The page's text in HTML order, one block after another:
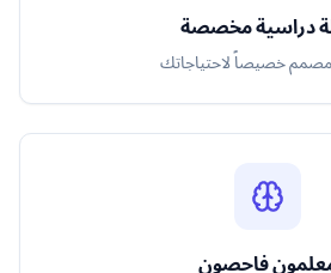
دراسية مخصصة
مصمم خصيصاً لاحتياجاتك
فاحصون